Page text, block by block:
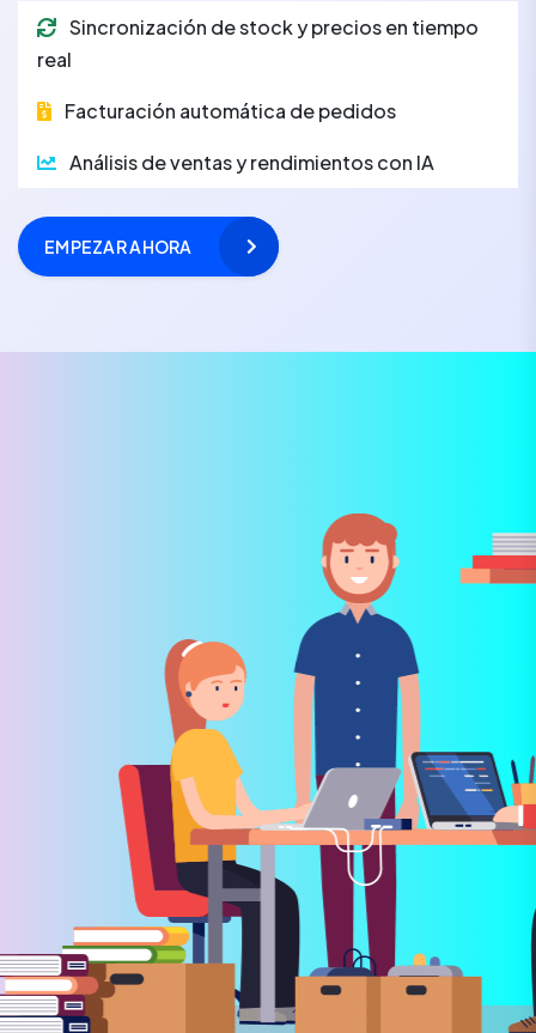
Sincronización de stock y precios en tiempo
real
Facturación automática de pedidos
Análisis de ventas y rendimientos con IA
EMPEZAR AHORA